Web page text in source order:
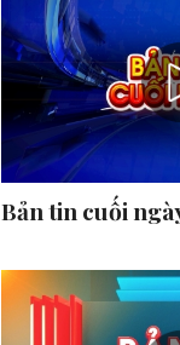
Bản tin cuối